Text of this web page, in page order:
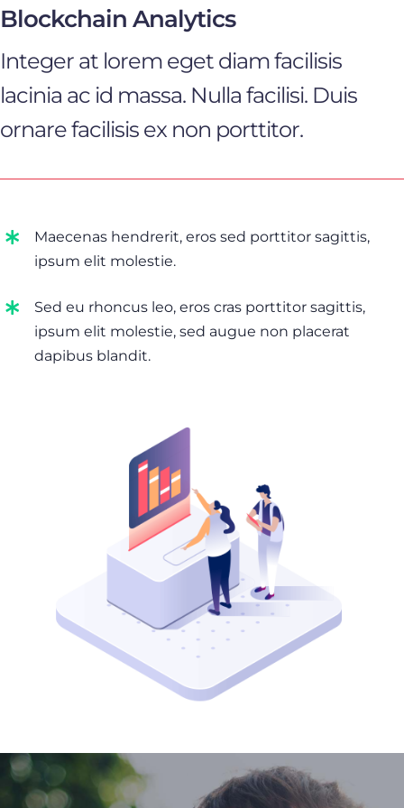
Blockchain Analytics
Integer at lorem eget diam facilisis
lacinia ac id massa. Nulla facilisi. Duis
ornare facilisis ex non porttitor.
Maecenas hendrerit, eros sed porttitor sagittis,
ipsum elit molestie.
Sed eu rhoncus leo, eros cras porttitor sagittis,
ipsum elit molestie, sed augue non placerat
dapibus blandit.